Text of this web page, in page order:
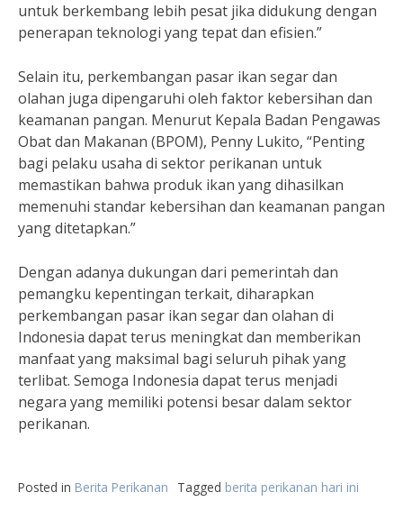
untuk berkembang lebih pesat jika didukung dengan
penerapan teknologi yang tepat dan efisien.”
Selain itu, perkembangan pasar ikan segar dan
olahan juga dipengaruhi oleh faktor kebersihan dan
keamanan pangan. Menurut Kepala Badan Pengawas
Obat dan Makanan (BPOM), Penny Lukito, “Penting
bagi pelaku usaha di sektor perikanan untuk
memastikan bahwa produk ikan yang dihasilkan
memenuhi standar kebersihan dan keamanan pangan
yang ditetapkan.”
Dengan adanya dukungan dari pemerintah dan
pemangku kepentingan terkait, diharapkan
perkembangan pasar ikan segar dan olahan di
Indonesia dapat terus meningkat dan memberikan
manfaat yang maksimal bagi seluruh pihak yang
terlibat. Semoga Indonesia dapat terus menjadi
negara yang memiliki potensi besar dalam sektor
perikanan.
Posted in Berita Perikanan Tagged berita perikanan hari ini